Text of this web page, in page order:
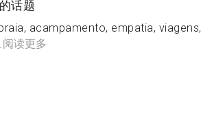
话题
acampamento, empatia, viagens,
阅读更多